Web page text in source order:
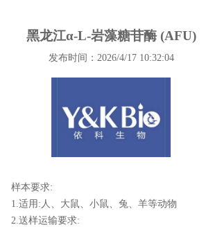
黑龙江α-L-岩藻糖苷酶 (AFU)
发布时间：2026/4/17 10:32:04
样本要求:
1.适用:人、大鼠、小鼠、兔、羊等动物
2.送样运输要求: